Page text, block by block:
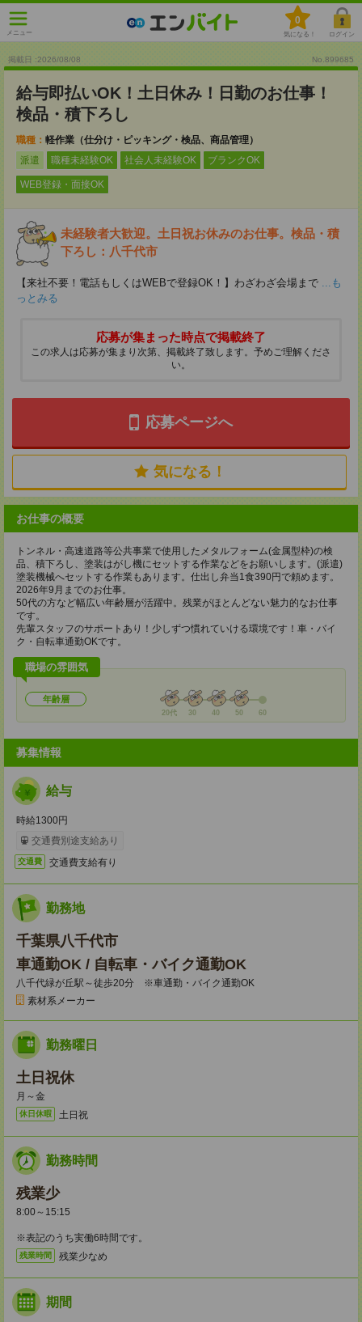
メニュー
0
気になる！ ログイン
掲載日 :2026/08/08 No.899685
給与即払いOK！土日休み！日勤のお仕事！
検品・積下ろし
職種： 軽作業（仕分け・ピッキング・検品、商品管理）
派遣
職種未経験OK 社会人未経験OK ブランクOK
WEB登録・面接OK
未経験者大歓迎。土日祝お休みのお仕事。検品・積
下ろし：八千代市
【来社不要！電話もしくはWEBで登録OK！】わざわざ会場まで ...も
っとみる
応募が集まった時点で掲載終了
この求人は応募が集まり次第、掲載終了致します。予めご理解くださ
い。
応募ページへ
気になる！
お仕事の概要
トンネル・高速道路等公共事業で使用したメタルフォーム(金属型枠)の検
品、積下ろし、塗装はがし機にセットする作業などをお願いします。(派遣)
塗装機械へセットする作業もあります。仕出し弁当1食390円で頼めます。
2026年9月までのお仕事。
50代の方など幅広い年齢層が活躍中。残業がほとんどない魅力的なお仕事
です。
先輩スタッフのサポートあり！少しずつ慣れていける環境です！車・バイ
ク・自転車通勤OKです。
職場の雰囲気
年齢層
20代 30 40 50 60
募集情報
給与
時給1300円
交通費別途支給あり
交通費 交通費支給有り
勤務地
千葉県八千代市
車通勤OK / 自転車・バイク通勤OK
八千代緑が丘駅～徒歩20分 ※車通勤・バイク通勤OK
素材系メーカー
勤務曜日
土日祝休
月～金
休日休暇 土日祝
勤務時間
残業少
8:00～15:15
※表記のうち実働6時間です。
残業時間 残業少なめ
期間